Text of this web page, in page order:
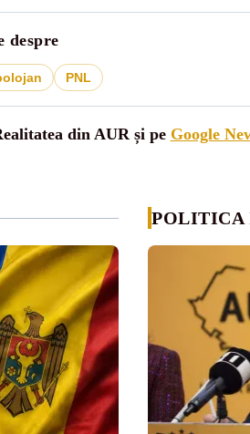
despre
PNL
din AUR și pe Google
POLITICA